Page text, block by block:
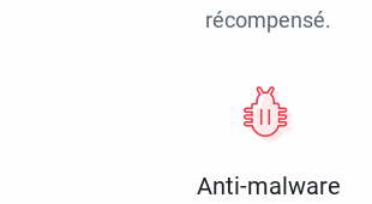
récompensé.
Anti-malware